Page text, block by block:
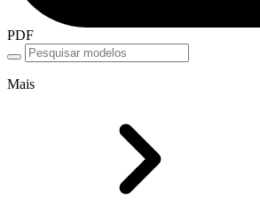
PDF
Mais